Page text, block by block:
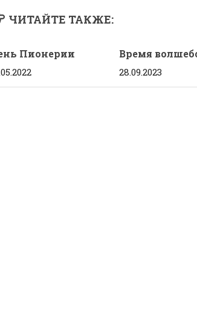
ЧИТАЙТЕ ТАКЖЕ:
Пионерии Время
28.09.2023